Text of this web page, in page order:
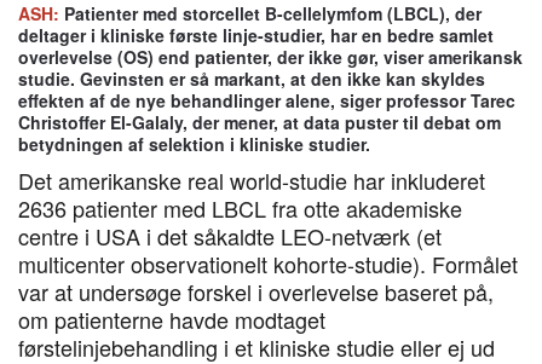
ASH: Patienter med storcellet B-cellelymfom (LBCL), der
deltager i kliniske første linje-studier, har en bedre samlet
overlevelse (OS) end patienter, der ikke gør, viser amerikansk
studie. Gevinsten er så markant, at den ikke kan skyldes
effekten af de nye behandlinger alene, siger professor Tarec
Christoffer El-Galaly, der mener, at data puster til debat om
betydningen af selektion i kliniske studier.
Det amerikanske real world-studie har inkluderet
2636 patienter med LBCL fra otte akademiske
centre i USA i det såkaldte LEO-netværk (et
multicenter observationelt kohorte-studie). Formålet
var at undersøge forskel i overlevelse baseret på,
om patienterne havde modtaget
førstelinjebehandling i et kliniske studie eller ej ud